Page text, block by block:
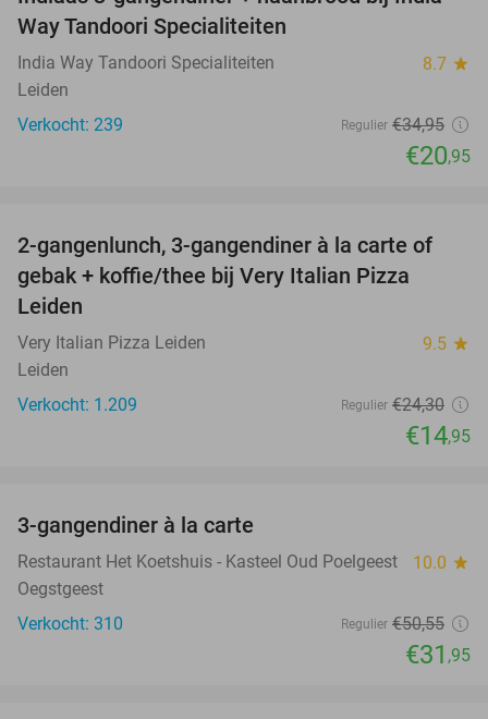
Way Tandoori Specialiteiten
India Way Tandoori Specialiteiten 8.7 star
Leiden
Verkocht: 239
Regulier €34,95
€20,95
38%
2-gangenlunch, 3-gangendiner à la carte of
gebak + koffie/thee bij Very Italian Pizza
Leiden
Very Italian Pizza Leiden 9.5 star
Leiden
Verkocht: 1.209
Regulier €24,30
€14,95
3-gangendiner à la carte
Restaurant Het Koetshuis - Kasteel Oud Poelgeest 10.0 star
Oegstgeest
Verkocht: 310
Regulier €50,55
€31 ,95